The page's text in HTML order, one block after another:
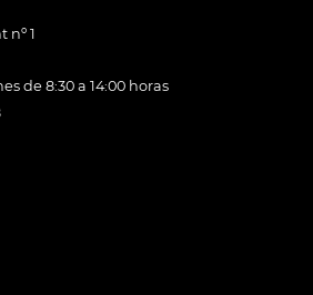
nº 1
de 8:30 a 14:00 horas